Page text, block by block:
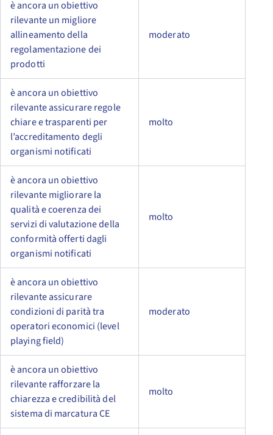
è ancora un obiettivo
rilevante un migliore
allineamento della
regolamentazione dei
prodotti
moderato
è ancora un obiettivo
rilevante assicurare regole
chiare e trasparenti per
l’accreditamento degli
organismi notificati
molto
è ancora un obiettivo
rilevante migliorare la
qualità e coerenza dei
servizi di valutazione della
conformità offerti dagli
organismi notificati
molto
è ancora un obiettivo
rilevante assicurare
condizioni di parità tra
operatori economici (level
playing field)
moderato
è ancora un obiettivo
rilevante rafforzare la
chiarezza e credibilità del
sistema di marcatura CE
molto